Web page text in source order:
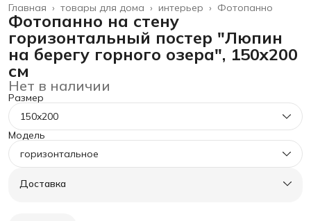
Фотопанно
интерьер ›
товары для дома ›
Главная ›
Фотопанно на стену
горизонтальный постер "Люпин
на берегу горного озера", 150x200
см
Нет в наличии
Размер
150x200
Модель
горизонтальное
Доставка